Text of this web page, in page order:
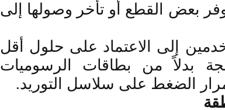
بعض القطع أو تأخر وصولها إلى
إلى الاعتماد على حلول أقل
بدلاً من بطاقات الرسوميات
الضغط على سلاسل التوريد.